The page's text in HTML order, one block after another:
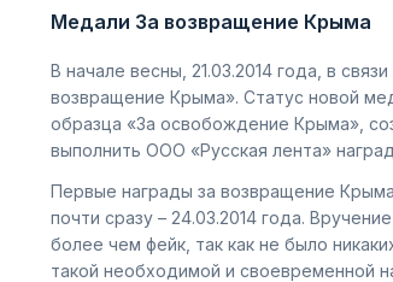
Медали За возвращение Крыма
В начале весны, 21.03.2014 года, в
возвращение Крыма». Статус новой
образца «За освобождение Крыма»,
выполнить ООО «Русская лента»
Первые награды за возвращение
почти сразу – 24.03.2014 года.
более чем фейк, так как не было
такой необходимой и своевременной